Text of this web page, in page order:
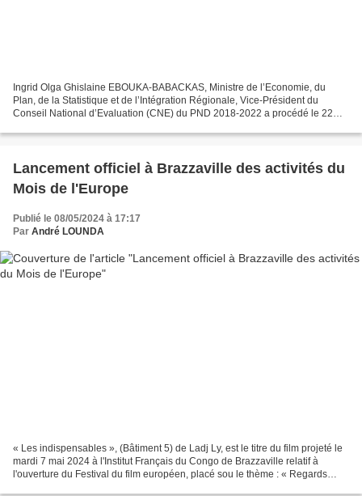
Ingrid Olga Ghislaine EBOUKA-BABACKAS, Ministre de l’Economie, du
Plan, de la Statistique et de l’Intégration Régionale, Vice-Président du
Conseil National d’Evaluation (CNE) du PND 2018-2022 a procédé le 22
Lancement officiel à Brazzaville des activités du
Mois de l'Europe
Publié le 08/05/2024 à 17:17
Par André LOUNDA
« Les indispensables », (Bâtiment 5) de Ladj Ly, est le titre du film projeté le
mardi 7 mai 2024 à l'Institut Français du Congo de Brazzaville relatif à
l'ouverture du Festival du film européen, placé sou le thème : « Regards